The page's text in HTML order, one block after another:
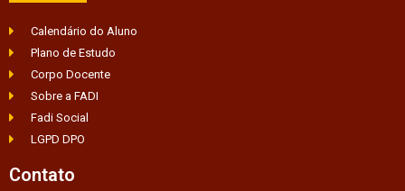
Calendário do Aluno
Plano de Estudo
Corpo Docente
Sobre a FADI
Fadi Social
LGPD DPO
Contato